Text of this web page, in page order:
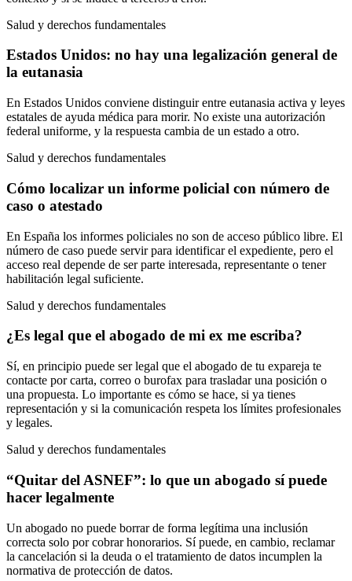
Salud y derechos fundamentales
Estados Unidos: no hay una legalización general de
la eutanasia
En Estados Unidos conviene distinguir entre eutanasia activa y leyes
estatales de ayuda médica para morir. No existe una autorización
federal uniforme, y la respuesta cambia de un estado a otro.
Salud y derechos fundamentales
Cómo localizar un informe policial con número de
caso o atestado
En España los informes policiales no son de acceso público libre. El
número de caso puede servir para identificar el expediente, pero el
acceso real depende de ser parte interesada, representante o tener
habilitación legal suficiente.
Salud y derechos fundamentales
¿Es legal que el abogado de mi ex me escriba?
Sí, en principio puede ser legal que el abogado de tu expareja te
contacte por carta, correo o burofax para trasladar una posición o
una propuesta. Lo importante es cómo se hace, si ya tienes
representación y si la comunicación respeta los límites profesionales
y legales.
Salud y derechos fundamentales
“Quitar del ASNEF”: lo que un abogado sí puede
hacer legalmente
Un abogado no puede borrar de forma legítima una inclusión
correcta solo por cobrar honorarios. Sí puede, en cambio, reclamar
la cancelación si la deuda o el tratamiento de datos incumplen la
normativa de protección de datos.